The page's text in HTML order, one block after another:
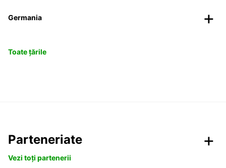
Germania
Toate țările
Parteneriate
Vezi toți partenerii